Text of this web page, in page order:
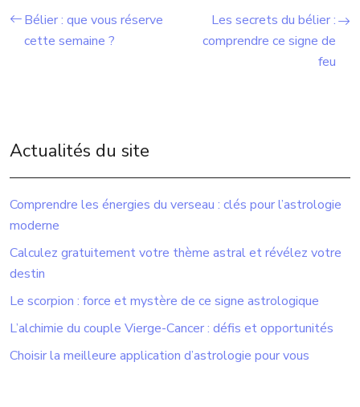
Bélier : que vous réserve
cette semaine ?
Les secrets du bélier :
comprendre ce signe de
feu
Actualités du site
Comprendre les énergies du verseau : clés pour l’astrologie
moderne
Calculez gratuitement votre thème astral et révélez votre
destin
Le scorpion : force et mystère de ce signe astrologique
L’alchimie du couple Vierge-Cancer : défis et opportunités
Choisir la meilleure application d’astrologie pour vous